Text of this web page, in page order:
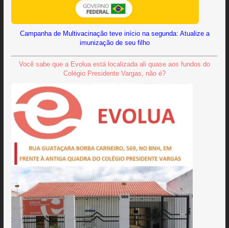
Campanha de Multivacinação teve início na segunda: Atualize a
imunização de seu filho
Você sabe que a Evolua está localizada ali quase aos fundos do
Colégio Presidente Vargas, não é?